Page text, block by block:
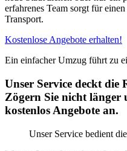
erfahrenes Team sorgt für
Transport.
Kostenlose Angebote erhalten!
Ein einfacher Umzug führt zu
Unser Service deckt die
Zögern Sie nicht länger
kostenlos Angebote an.
Unser Service bedient